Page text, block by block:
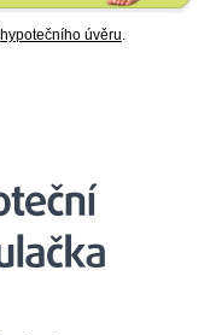
hypotečního úvěru.